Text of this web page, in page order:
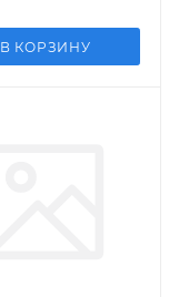
В КОРЗИНУ